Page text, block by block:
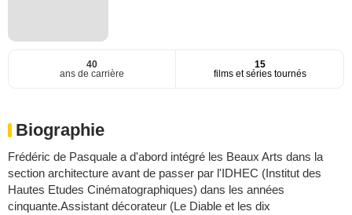
40
ans de carrière
15
films et séries tournés
Biographie
Frédéric de Pasquale a d'abord intégré les Beaux Arts dans la
section architecture avant de passer par l'IDHEC (Institut des
Hautes Etudes Cinématographiques) dans les années
cinquante.Assistant décorateur (Le Diable et les dix